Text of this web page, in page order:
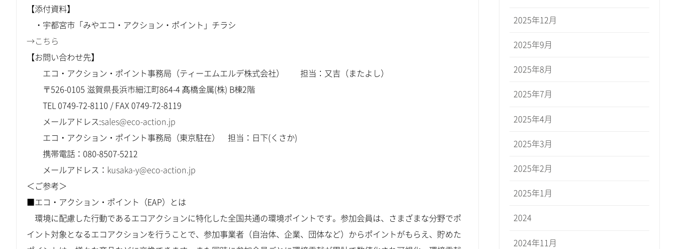
【添付資料】
・宇都宮市「みやエコ・アクション・ポイント」チラシ
→こちら
【お問い合わせ先】
エコ・アクション・ポイント事務局（ティーエムエルデ株式会社） 担当：又吉（またよし）
〒526-0105 滋賀県長浜市細江町864-4 髙橋金属(株) B棟2階
TEL 0749-72-8110 / FAX 0749-72-8119
メールアドレス:sales@eco-action.jp
エコ・アクション・ポイント事務局（東京駐在） 担当：日下(くさか)
携帯電話：080-8507-5212
メールアドレス： kusaka-y@eco-action.jp
＜ご参考＞
■エコ・アクション・ポイント（EAP）とは
環境に配慮した行動であるエコアクションに特化した全国共通の環境ポイントです。参加会員は、さまざまな分野でポ
イント対象となるエコアクションを行うことで、参加事業者（自治体、企業、団体など）からポイントがもらえ、貯めた
2025年12月
2025年9月
2025年8月
2025年7月
2025年4月
2025年3月
2025年2月
2025年1月
2024
2024年11月